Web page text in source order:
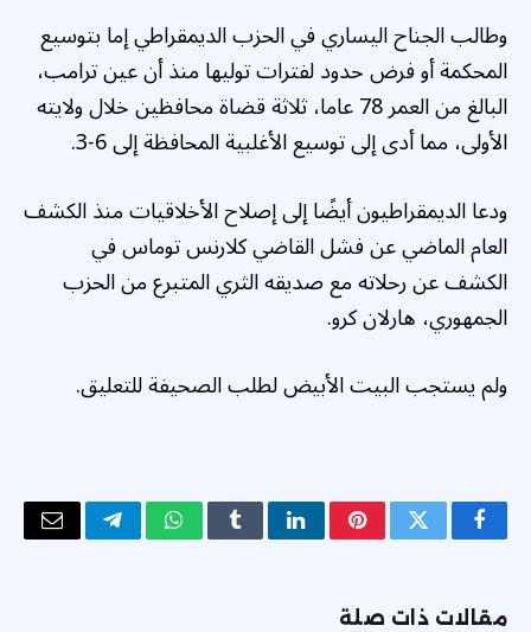
وطالب الجناح اليساري في الحزب الديمقراطي إما بتوسيع
المحكمة أو فرض حدود لفترات توليها منذ أن عين ترامب،
البالغ من العمر 78 عاما، ثلاثة قضاة محافظين خلال ولايته
الأولى، مما أدى إلى توسيع الأغلبية المحافظة إلى 6-3.
ودعا الديمقراطيون أيضًا إلى إصلاح الأخلاقيات منذ الكشف
العام الماضي عن فشل القاضي كلارنس توماس في
الكشف عن رحلاته مع صديقه الثري المتبرع من الحزب
الجمهوري، هارلان كرو.
ولم يستجب البيت الأبيض لطلب الصحيفة للتعليق.
فيسبوكتويتر بينتيريستلينكدإنTumblrواتسابتيلقرامالبريد
مقالات ذات صلة